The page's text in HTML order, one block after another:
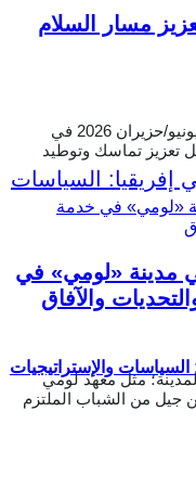
السياسات والإستراتيجيات
مسار السلام
عُقد اجتماع رفيع المستوى يوم السبت 17 يونيو/حزيران 2026 في
تعزيز تماسك وتوطيد
مدينة «لومي» في
والآفاق
مثل معهد لومي
جيل من الشباب الملتزم